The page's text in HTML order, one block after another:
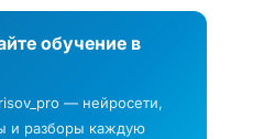
обучение в
— нейросети,
и разборы каждую